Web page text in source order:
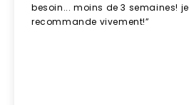
besoin... moins de 3 semaines! je
recommande vivement!”